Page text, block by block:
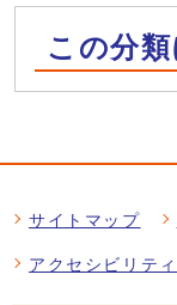
この分
サイトマップ
アクセシビリテ